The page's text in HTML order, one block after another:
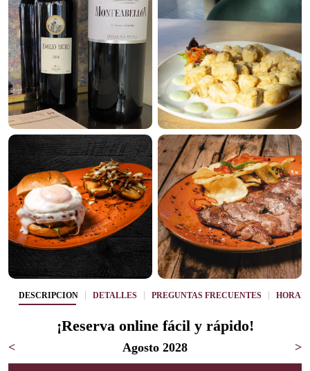
DESCRIPCIÓN DETALLES PREGUNTAS FRECUENTES
¡Reserva online fácil y rápido!
< Agosto 2028 >